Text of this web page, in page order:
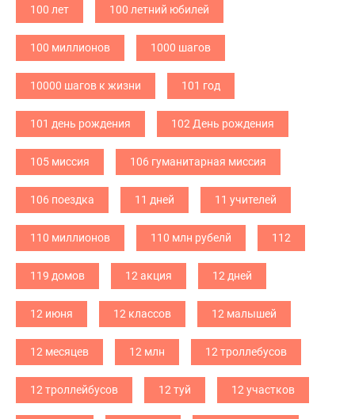
100 лет 100 летний юбилей
100 миллионов 1000 шагов
10000 шагов к жизни 101 год
101 день рождения 102 День рождения
105 миссия 106 гуманитарная миссия
106 поездка 11 дней 11 учителей
110 миллионов 110 млн рубелй 112
119 домов 12 акция 12 дней
12 июня 12 классов 12 малышей
12 месяцев 12 млн 12 троллебусов
12 троллейбусов 12 туй 12 участков